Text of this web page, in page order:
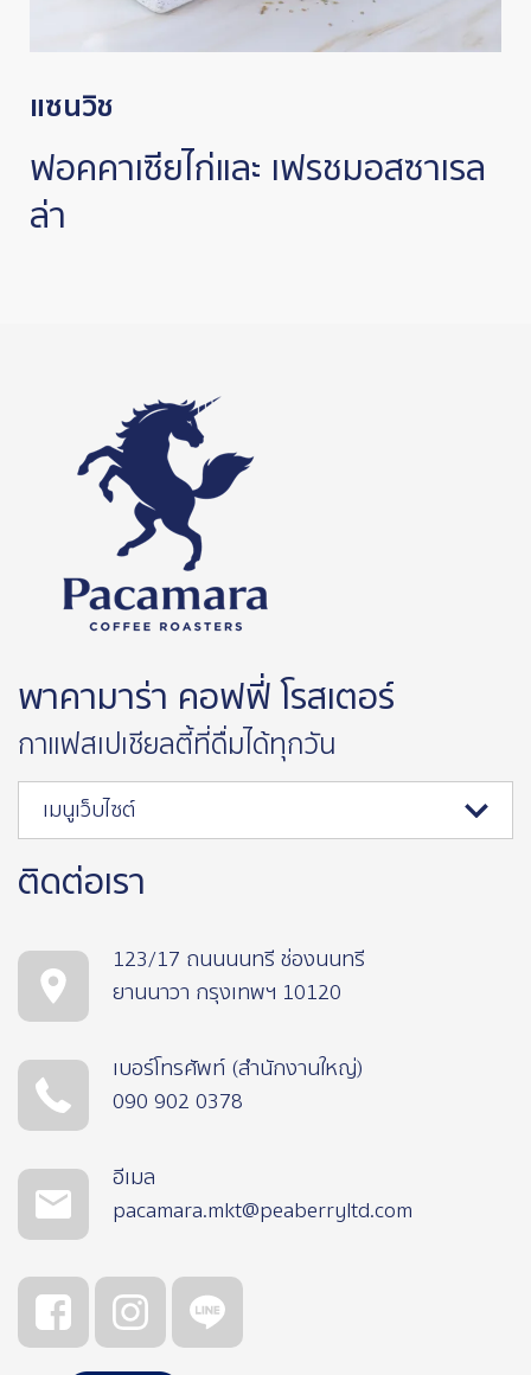
แซนวิช
ฟอคคาเซียไก่และ เฟรชมอสซาเรล
ล่า
พาคามาร่า คอฟฟี่ โรสเตอร์
กาแฟสเปเชียลตี้ที่ดื่มได้ทุกวัน
เมนูเว็บไซต์
ติดต่อเรา
123/17 ถนนนนทรี ช่องนนทรี
ยานนาวา กรุงเทพฯ 10120
เบอร์โทรศัพท์ (สำนักงานใหญ่)
090 902 0378
อีเมล
pacamara.mkt@peaberryltd.com